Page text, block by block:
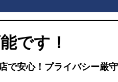
です！
で安心！プライバシー厳